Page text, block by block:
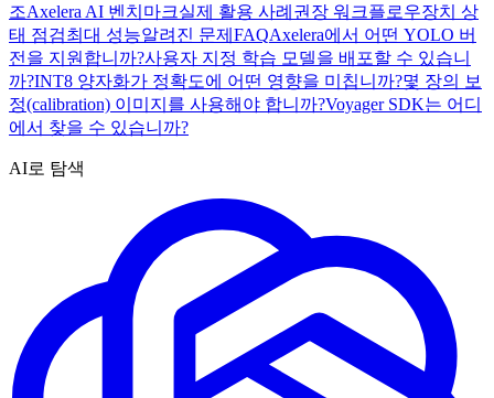
조Axelera AI 벤치마크실제 활용 사례 권장 워크플로우장치 상
태 점검최대 성능알려진 문제 FAQAxelera에서 어떤 YOLO 버
전을 지원합니까?사용자 지정 학습 모델을 배포할 수 있습니
까?INT8 양자화가 정확도에 어떤 영향을 미칩니까?몇 장의 보
정(calibration) 이미지를 사용해야 합니까?Voyager SDK는 어디
에서 찾을 수 있습니까?
AI로 탐색